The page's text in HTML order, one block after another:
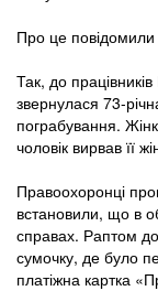
Про це
Так, до працівників
звернулася 73-
пограбування.
чоловік вирвав її
Правоохоронці
встановили, що в
справах. Раптом до
сумочку, де було
платіжна картка